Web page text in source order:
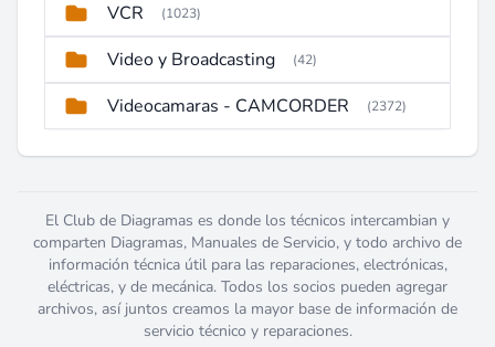
VCR (1023)
Video y Broadcasting (42)
Videocamaras - CAMCORDER (2372)
El Club de Diagramas es donde los técnicos intercambian y
comparten Diagramas, Manuales de Servicio, y todo archivo de
información técnica útil para las reparaciones, electrónicas,
eléctricas, y de mecánica. Todos los socios pueden agregar
archivos, así juntos creamos la mayor base de información de
servicio técnico y reparaciones.